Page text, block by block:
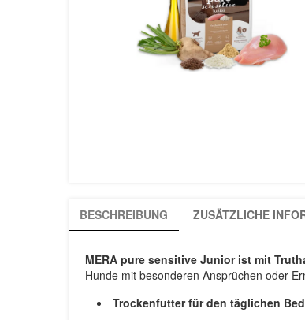
BESCHREIBUNG ZUSÄTZLICHE
MERA pure sensitive Junior ist mit
Hunde mit besonderen Ansprüchen oder
Trockenfutter für den täglichen